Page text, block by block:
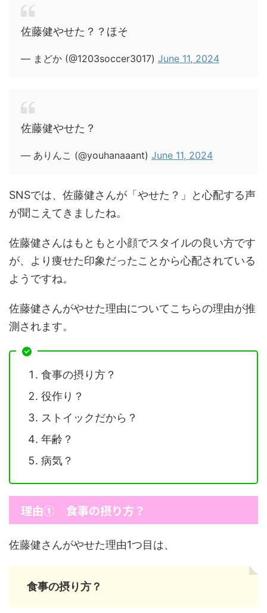
佐藤健やせた？？ほそ
— まどか (@1203soccer3017) June 11, 2024
佐藤健やせた？
— ありんこ (@youhanaaant) June 11, 2024
SNSでは、佐藤健さんが「やせた？」と心配する声
が聞こえてきましたね。
佐藤健さんはもともと小顔でスタイルの良い方です
が、より痩せた印象だったことから心配されている
ようですね。
佐藤健さんがやせた理由についてこちらの理由が推
測されます。
食事の摂り方？
役作り？
ストイックだから？
年齢？
病気？
理由① 食事の摂り方？
佐藤健さんがやせた理由1つ目は、
食事の摂り方？